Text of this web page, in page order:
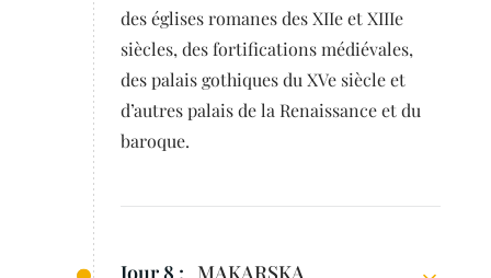
des églises romanes des XIIe et XIIIe
siècles, des fortifications médiévales,
des palais gothiques du XVe siècle et
d’autres palais de la Renaissance et du
baroque.
Jour 8 : MAKARSKA